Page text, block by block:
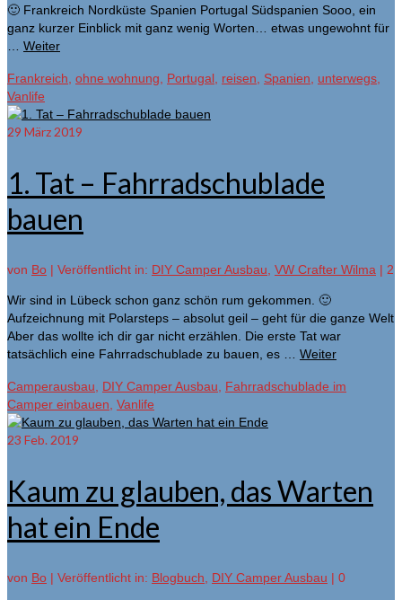
🙂 Frankreich Nordküste Spanien Portugal Südspanien Sooo, ein
ganz kurzer Einblick mit ganz wenig Worten… etwas ungewohnt für
Weiter
Frankreich ohne wohnung Portugal reisen Spanien unterwegs
Vanlife
29 März 2019
1. Tat – Fahrradschublade
bauen
von Bo | Veröffentlicht in: DIY Camper Ausbau VW Crafter Wilma | 2
Wir sind in Lübeck schon ganz schön rum gekommen. 🙂
Aufzeichnung mit Polarsteps – absolut geil – geht für die ganze Welt
Aber das wollte ich dir gar nicht erzählen. Die erste Tat war
tatsächlich eine Fahrradschublade zu bauen, es … Weiter
Camperausbau DIY Camper Ausbau
Fahrradschublade im
Camper einbauen Vanlife
23 Feb. 2019
Kaum zu glauben, das Warten
hat ein Ende
von Bo | Veröffentlicht in: Blogbuch DIY Camper Ausbau | 0